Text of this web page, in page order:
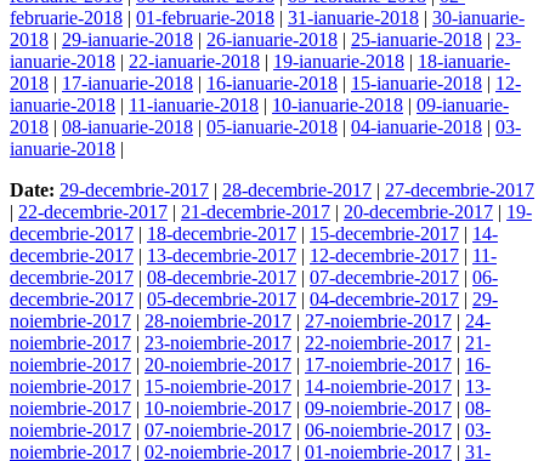
februarie-2018 | 01-februarie-2018 | 31-ianuarie-2018 | 30-ianuarie-
2018 | 29-ianuarie-2018 | 26-ianuarie-2018 | 25-ianuarie-2018 | 23-
ianuarie-2018 | 22-ianuarie-2018 | 19-ianuarie-2018 | 18-ianuarie-
2018 | 17-ianuarie-2018 | 16-ianuarie-2018 | 15-ianuarie-2018 | 12-
ianuarie-2018 | 11-ianuarie-2018 | 10-ianuarie-2018 | 09-ianuarie-
2018 | 08-ianuarie-2018 | 05-ianuarie-2018 | 04-ianuarie-2018 | 03-
ianuarie-2018 |
Date: 29-decembrie-2017 | 28-decembrie-2017 | 27-decembrie-2017
| 22-decembrie-2017 | 21-decembrie-2017 | 20-decembrie-2017 | 19-
decembrie-2017 | 18-decembrie-2017 | 15-decembrie-2017 | 14-
decembrie-2017 | 13-decembrie-2017 | 12-decembrie-2017 | 11-
decembrie-2017 | 08-decembrie-2017 | 07-decembrie-2017 | 06-
decembrie-2017 | 05-decembrie-2017 | 04-decembrie-2017 | 29-
noiembrie-2017 | 28-noiembrie-2017 | 27-noiembrie-2017 | 24-
noiembrie-2017 | 23-noiembrie-2017 | 22-noiembrie-2017 | 21-
noiembrie-2017 | 20-noiembrie-2017 | 17-noiembrie-2017 | 16-
noiembrie-2017 | 15-noiembrie-2017 | 14-noiembrie-2017 | 13-
noiembrie-2017 | 10-noiembrie-2017 | 09-noiembrie-2017 | 08-
noiembrie-2017 | 07-noiembrie-2017 | 06-noiembrie-2017 | 03-
noiembrie-2017 | 02-noiembrie-2017 | 01-noiembrie-2017 | 31-